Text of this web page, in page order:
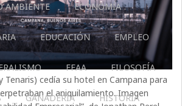
AMBIENTE ECONOMÍA
EDUCACIÓN EMPLEO
FFAA FILOSOFÍA
GANADERIA HISTORIA
Tenaris) cedía su hotel en Campana para
el aniquilamiento. Imagen